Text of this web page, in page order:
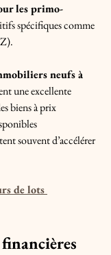
les primo-
spécifiques comme
neufs à
une excellente
biens à prix
souvent d’accélérer
de lots